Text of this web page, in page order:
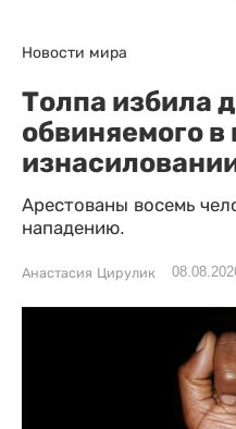
Новости мира
Толпа избила
обвиняемого
Арестованы восемь
нападению.
Анастасия Цирулик